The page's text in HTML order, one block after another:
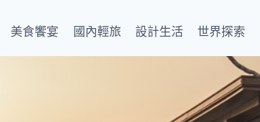
美食饗宴 國內輕旅 設計生活 世界探索